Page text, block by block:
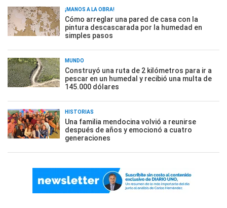
¡MANOS A LA OBRA!
Cómo arreglar una pared de casa con la
pintura descascarada por la humedad en
simples pasos
MUNDO
Construyó una ruta de 2 kilómetros para ir a
pescar en un humedal y recibió una multa de
145.000 dólares
HISTORIAS
Una familia mendocina volvió a reunirse
después de años y emocionó a cuatro
generaciones